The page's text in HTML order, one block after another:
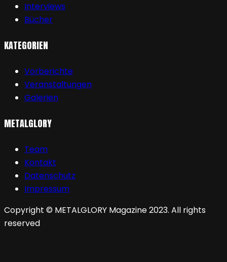
Interviews
Bücher
KATEGORIEN
Vorberichte
Veranstaltungen
Galerien
METALGLORY
Team
Kontakt
Datenschutz
Impressum
Copyright © METALGLORY Magazine 2023. All rights
reserved